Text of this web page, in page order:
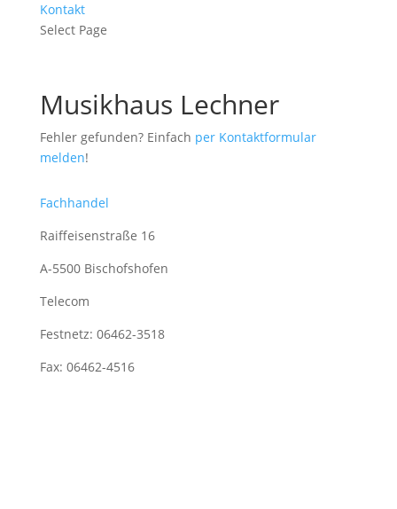
Kontakt
Select Page
Musikhaus Lechner
Fehler gefunden? Einfach per Kontaktformular
melden!
Fachhandel
Raiffeisenstraße 16
A-5500 Bischofshofen
Telecom
Festnetz: 06462-3518
Fax: 06462-4516